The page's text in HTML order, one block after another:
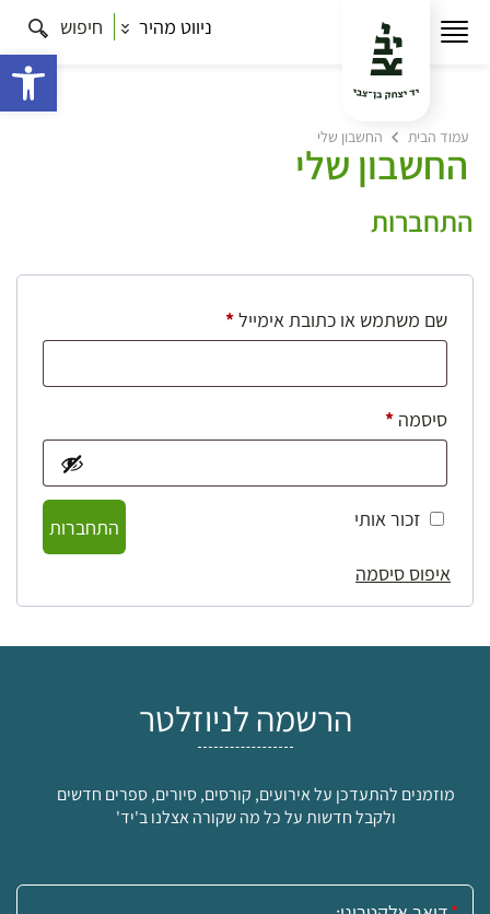
ניווט מהיר חיפוש
עמוד הבית החשבון שלי
החשבון שלי
התחברות
שם משתמש או כתובת אימייל*חובה
סיסמה *חובה
זכור אותי
התחברות
איפוס סיסמה
הרשמה לניוזלטר
מוזמנים להתעדכן על אירועים, קורסים, סיורים, ספרים חדשים
ולקבל חדשות על כל מה שקורה אצלנו ב'יד'
אימייל: